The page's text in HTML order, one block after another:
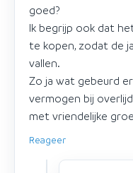
goed?
Ik begrijp ook dat
te kopen, zodat de
vallen.
Zo ja wat gebeurd
vermogen bij
met vriendelijke
Reageer